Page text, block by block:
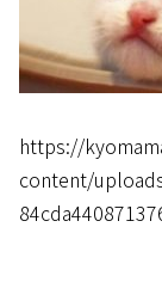
https://
content/